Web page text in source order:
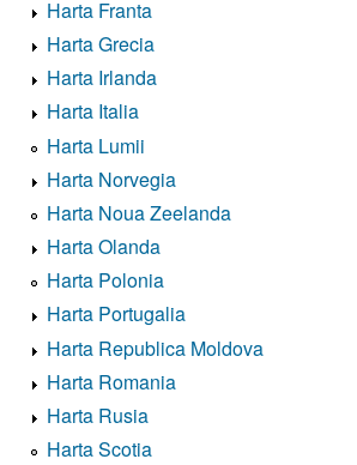
Harta Franta
Harta Grecia
Harta Irlanda
Harta Italia
Harta Lumii
Harta Norvegia
Harta Noua Zeelanda
Harta Olanda
Harta Polonia
Harta Portugalia
Harta Republica Moldova
Harta Romania
Harta Rusia
Harta Scotia